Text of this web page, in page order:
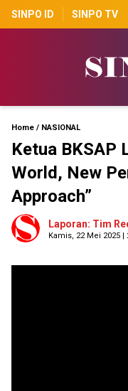
SINPO ID SINPO TV
Home / NASIONAL
Ketua BKSAP
World, New
Approach”
Laporan: Tim
Kamis, 22 Mei 2025 |